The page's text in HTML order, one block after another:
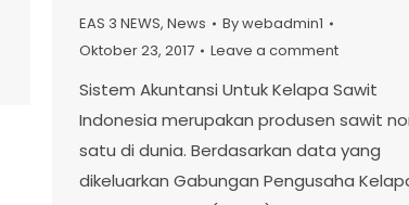
EAS 3 NEWS, News Bywebadmin1
Oktober 23, 2017
Leave a comment
Sistem Akuntansi Untuk Kelapa Sawit
Indonesia merupakan produsen sawit
satu di dunia. Berdasarkan data yang
dikeluarkan Gabungan Pengusaha